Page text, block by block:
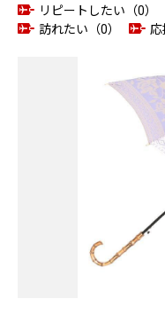
リピートしたい（0）
訪れたい（0）
応